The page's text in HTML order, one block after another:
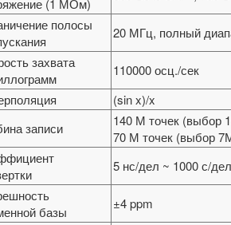
(1 МОм)
полосы
20 МГц, полный
захвата
110000 осц./сек
(sin x)/x
записи
140 М точек (выбор
70 М точек (выбор
5 нс/дел ~ 1000 с/
базы
±4 ppm